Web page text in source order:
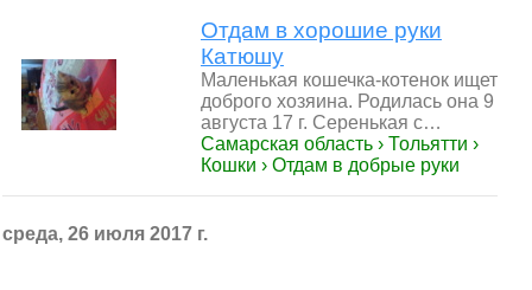
Отдам в хорошие руки
Катюшу
Маленькая кошечка-котенок ищет
доброго хозяина. Родилась она 9
августа 17 г. Серенькая с…
Самарская область › Тольятти ›
Кошки › Отдам в добрые руки
среда, 26 июля 2017 г.